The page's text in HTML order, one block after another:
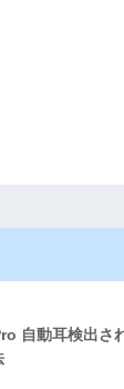
自動耳検出さ